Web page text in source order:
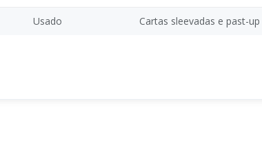
Usado Cartas sleevadas e past-up